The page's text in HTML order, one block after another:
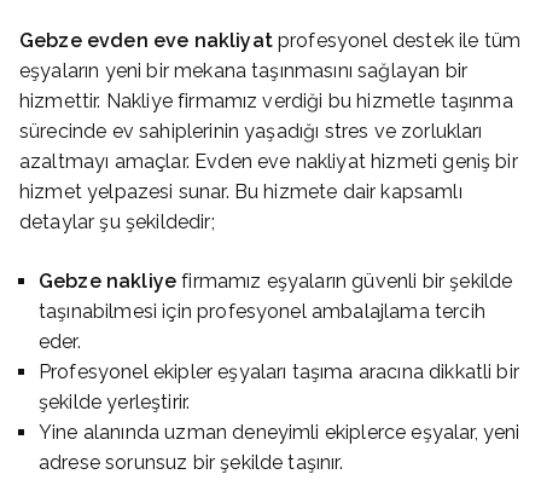
Gebze evden eve nakliyat profesyonel destek ile tüm
eşyaların yeni bir mekana taşınmasını sağlayan bir
hizmettir. Nakliye firmamız verdiği bu hizmetle taşınma
sürecinde ev sahiplerinin yaşadığı stres ve zorlukları
azaltmayı amaçlar. Evden eve nakliyat hizmeti geniş bir
hizmet yelpazesi sunar. Bu hizmete dair kapsamlı
detaylar şu şekildedir;
Gebze nakliyefirmamız eşyaların güvenli bir şekilde
taşınabilmesi için profesyonel ambalajlama tercih
eder.
Profesyonel ekipler eşyaları taşıma aracına dikkatli bir
şekilde yerleştirir.
Yine alanında uzman deneyimli ekiplerce eşyalar, yeni
adrese sorunsuz bir şekilde taşınır.